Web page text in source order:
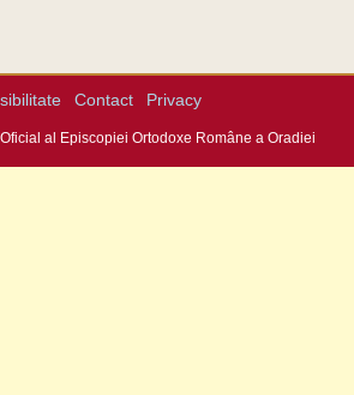
Contact Privacy
al Episcopiei Ortodoxe Române a Oradiei